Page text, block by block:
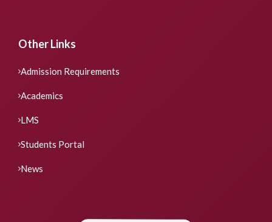
Other Links
Admission Requirements
Academics
LMS
Students Portal
News